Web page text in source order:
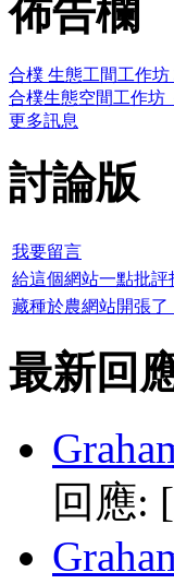
佈告欄
合樸 生態工間工作坊
合樸生態空間工作坊
更多訊息
討論版
我要留言
給這個網站一點批評
藏種於農網站開張了
最新回
回應: